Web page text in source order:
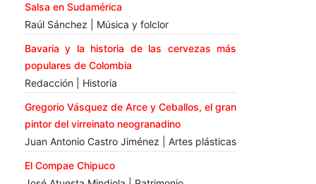
Salsa en Sudamérica
Raúl Sánchez | Música y folclor
Bavaria y la historia de las cervezas más
populares de Colombia
Redacción | Historia
Gregorio Vásquez de Arce y Ceballos, el gran
pintor del virreinato neogranadino
Juan Antonio Castro Jiménez | Artes plásticas
El Compae Chipuco